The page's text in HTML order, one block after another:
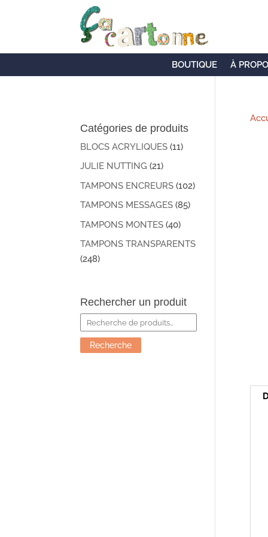
BOUTIQUE À
Catégories de produits
BLOCS ACRYLIQUES (11)
JULIE NUTTING (21)
TAMPONS ENCREURS (102)
TAMPONS MESSAGES (85)
TAMPONS MONTES (40)
TAMPONS TRANSPARENTS
(248)
Rechercher un produit
Recherche
pour :
Recherche